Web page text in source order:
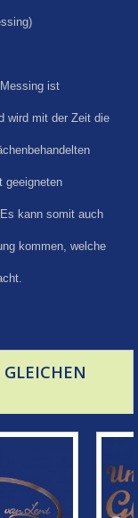
ist
wird mit der Zeit die
geeigneten
kann somit auch
kommen, welche